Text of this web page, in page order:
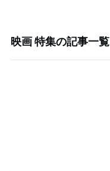
映画 特集の記事一覧